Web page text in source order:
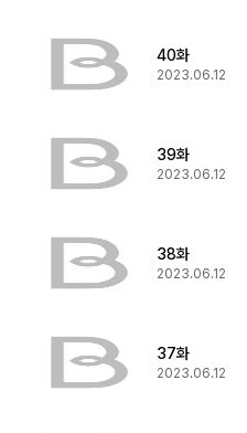
40화
2023.06.12
39화
2023.06.12
38화
2023.06.12
37화
2023.06.12